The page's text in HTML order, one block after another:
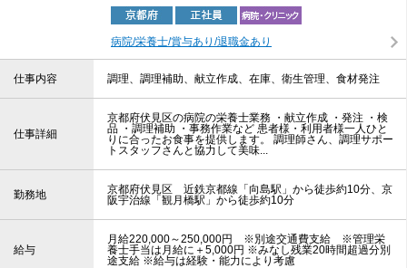
病院/栄養士/賞与あり/退職金あり
仕事内容 調理、調理補助、献立作成、在庫、衛生管理、食材発注
仕事詳細
京都府伏見区の病院の栄養士業務 ・献立作成 ・発注 ・検
品 ・調理補助 ・事務作業など 患者様・利用者様一人ひと
りに合ったお食事を提供します。 調理師さん、調理サポー
トスタッフさんと協力して美味...
勤務地
京都府伏見区 近鉄京都線「向島駅」から徒歩約10分、京
阪宇治線「観月橋駅」から徒歩約10分
給与
月給220,000～250,000円 ※別途交通費支給 ※管理栄
養士手当は月給に＋5,000円 ※みなし残業20時間超過分別
途支給 ※給与は経験・能力により考慮